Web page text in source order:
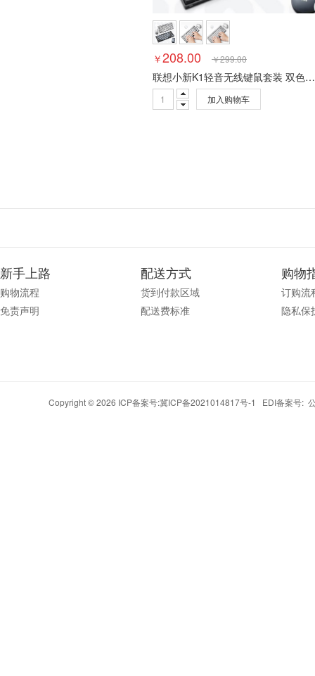
￥208.00 ￥299.00
联想小新K1轻音无线键鼠套装 双色键帽多快捷键
加入购物车
新手上路
购物流程
免责声明
配送方式
货到付款区域
配送费标准
购物
订购流
隐私保
Copyright © 2026 ICP备案号:冀ICP备2021014817号-1 EDI备案号: